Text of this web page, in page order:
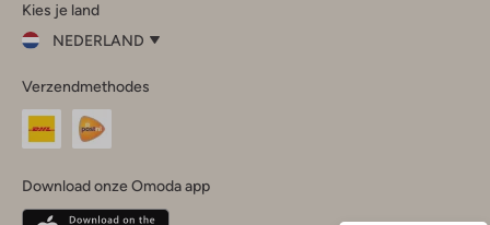
InstagramFacebook
Kies je land
NEDERLAND
je
land
Nederland
Belgique(Français)
Verzendmethodes
Download onze Omoda app